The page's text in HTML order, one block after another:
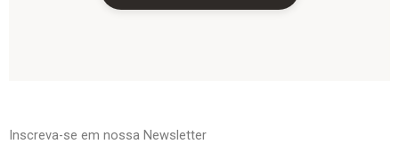
Inscreva-se em nossa Newsletter